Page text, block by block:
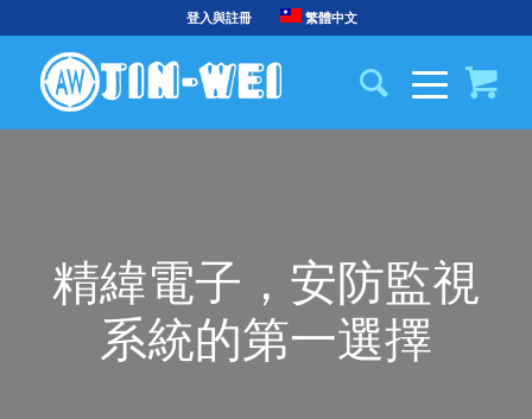
登入與註冊 繁體中文
精緯電子，安防監視
系統的第一選擇